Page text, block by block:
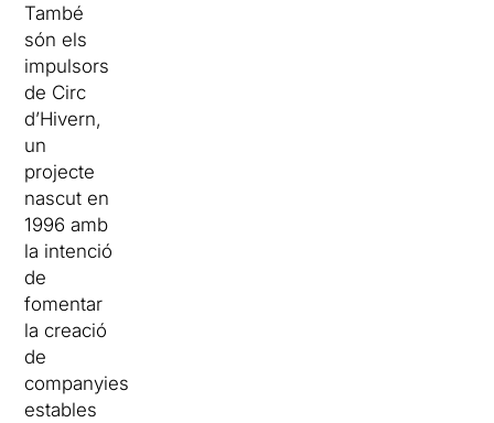
També
són els
impulsors
de Circ
d’Hivern,
un
projecte
nascut en
1996 amb
la intenció
de
fomentar
la creació
de
companyies
estables